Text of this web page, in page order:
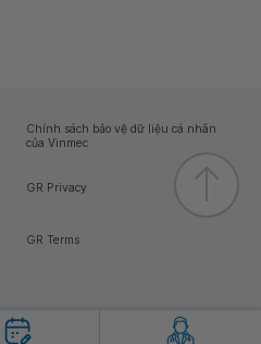
Chính sách bảo vệ dữ liệu cá nhân
của Vinmec
GR Privacy
GR Terms